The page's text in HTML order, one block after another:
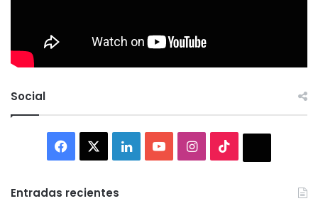
Social
Facebook LinkedInYouTubeInstagram
Entradas recientes